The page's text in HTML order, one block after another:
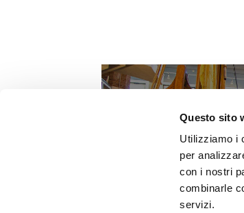
Questo sito
Utilizziamo i
per
con i nostri
combinarle
servizi.